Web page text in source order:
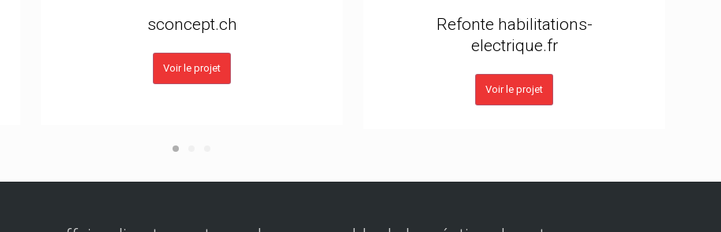
sconcept.ch
Voir le projet
Refonte habilitations-
electrique.fr
Voir le projet